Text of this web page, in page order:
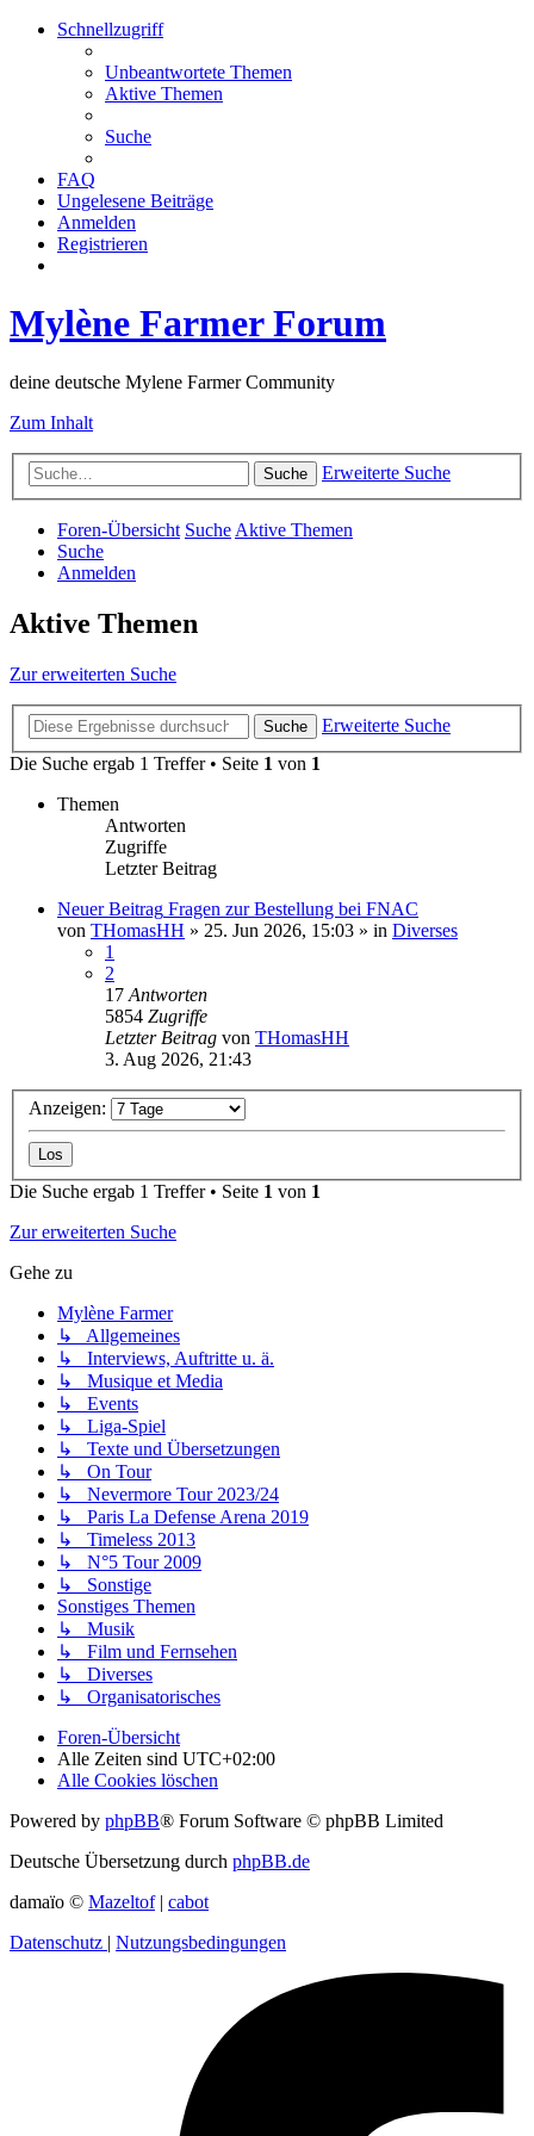
Schnellzugriff
Unbeantwortete Themen
Aktive Themen
Suche
FAQ
Ungelesene Beiträge
Anmelden
Registrieren
Mylène Farmer Forum
deine deutsche Mylene Farmer Community
Zum Inhalt
Suche Erweiterte Suche
Foren-Übersicht SucheAktive Themen
Suche
Anmelden
Aktive Themen
Zur erweiterten Suche
Suche
Erweiterte Suche
Die Suche ergab 1 Treffer • Seite 1 von 1
Themen
Antworten
Zugriffe
Letzter Beitrag
Neuer Beitrag Fragen zur Bestellung bei FNAC
von THomasHH » 25. Jun 2026, 15:03 » in Diverses
1
2
17 Antworten
5854 Zugriffe
Letzter Beitrag von THomasHH
3. Aug 2026, 21:43
Anzeigen:
Die Suche ergab 1 Treffer • Seite 1 von 1
Zur erweiterten Suche
Gehe zu
Mylène Farmer
↳ Allgemeines
↳ Interviews, Auftritte u. ä.
↳ Musique et Media
↳ Events
↳ Liga-Spiel
↳ Texte und Übersetzungen
↳ On Tour
↳ Nevermore Tour 2023/24
↳ Paris La Defense Arena 2019
↳ Timeless 2013
↳ N°5 Tour 2009
↳ Sonstige
Sonstiges Themen
↳ Musik
↳ Film und Fernsehen
↳ Diverses
↳ Organisatorisches
Foren-Übersicht
Alle Zeiten sind UTC+02:00
Alle Cookies löschen
Powered by phpBB® Forum Software © phpBB Limited
Deutsche Übersetzung durch phpBB.de
damaïo © Mazeltof| cabot
Datenschutz
Nutzungsbedingungen